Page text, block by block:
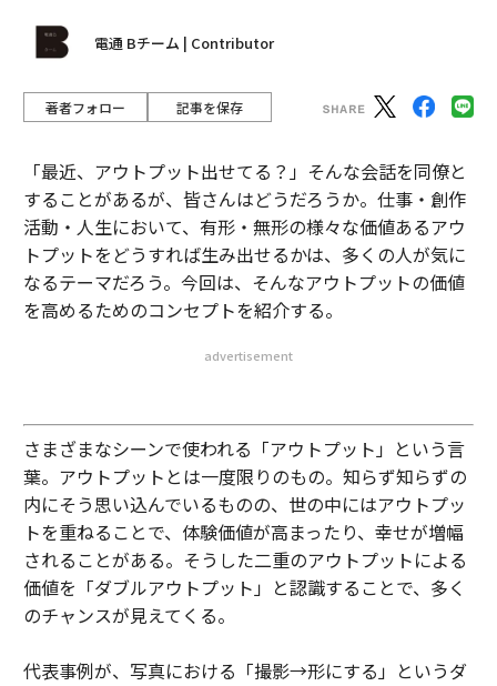
電通 Bチーム | Contributor
著者フォロー 記事を保存
「最近、アウトプット出せてる？」そんな会話を同僚と
することがあるが、皆さんはどうだろうか。仕事・創作
活動・人生において、有形・無形の様々な価値あるアウ
トプットをどうすれば生み出せるかは、多くの人が気に
なるテーマだろう。今回は、そんなアウトプットの価値
を高めるためのコンセプトを紹介する。
advertisement
さまざまなシーンで使われる「アウトプット」という言
葉。アウトプットとは一度限りのもの。知らず知らずの
内にそう思い込んでいるものの、世の中にはアウトプッ
トを重ねることで、体験価値が高まったり、幸せが増幅
されることがある。そうした二重のアウトプットによる
価値を「ダブルアウトプット」と認識することで、多く
のチャンスが見えてくる。
代表事例が、写真における「撮影→形にする」というダ